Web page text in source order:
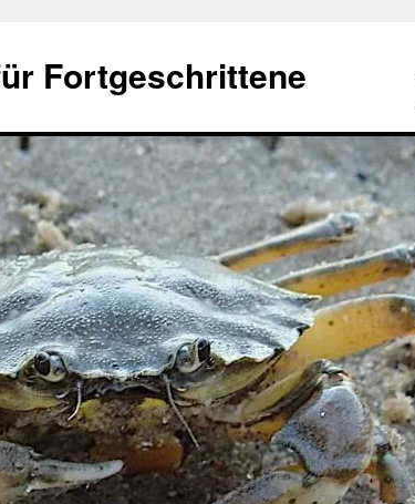
Fortgeschrittene